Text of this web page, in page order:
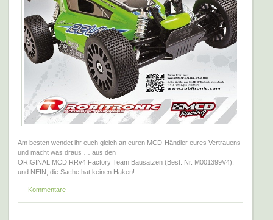
Am besten wendet ihr euch gleich an euren MCD-Händler eures Vertrauens
und macht was draus … aus den
ORIGINAL MCD RRv4 Factory Team Bausätzen (Best. Nr. M001399V4),
und NEIN, die Sache hat keinen Haken!
Kommentare